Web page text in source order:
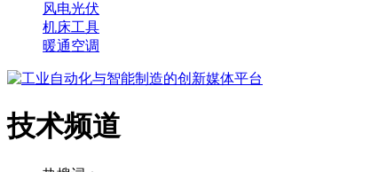
风电光伏
机床工具
暖通空调
技术频道